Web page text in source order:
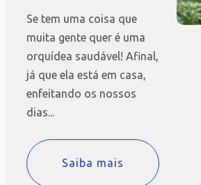
Se tem uma coisa que
muita gente quer é uma
orquídea saudável! Afinal,
já que ela está em casa,
enfeitando os nossos
dias...
Saiba mais